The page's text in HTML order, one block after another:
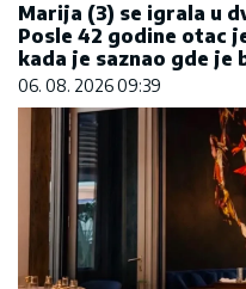
Marija (3) se igrala u
Posle 42 godine otac
kada je saznao gde je
06. 08. 2026 09:39